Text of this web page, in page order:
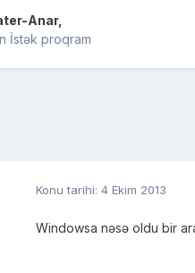
Anar,
İstək proqram
Konu tarihi: 4 Ekim 2013
Windowsa nəsə oldu bir